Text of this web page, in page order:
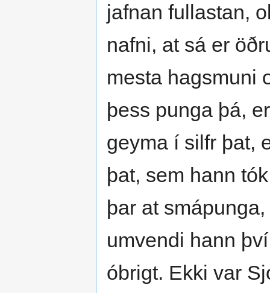
jafnan fullastan,
nafni, at sá er
mesta hagsmuni
þess punga þá,
geyma í silfr þat,
þat, sem hann
þar at
umvendi hann
óbrigt. Ekki var